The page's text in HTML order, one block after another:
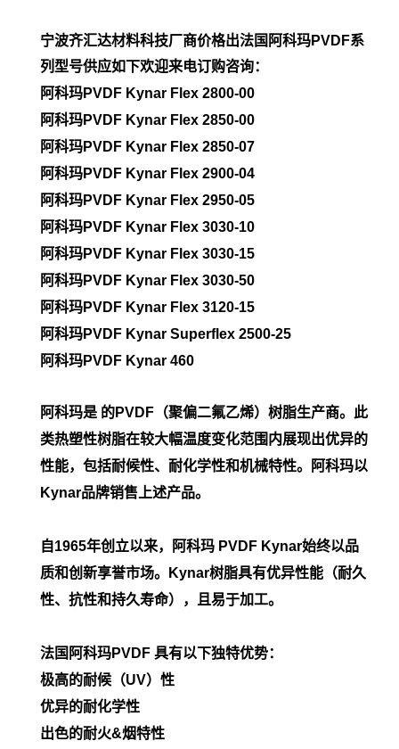
宁波齐汇达材料科技厂商价格出法国阿科玛PVDF系
列型号供应如下欢迎来电订购咨询：
阿科玛PVDF Kynar Flex 2800-00
阿科玛PVDF Kynar Flex 2850-00
阿科玛PVDF Kynar Flex 2850-07
阿科玛PVDF Kynar Flex 2900-04
阿科玛PVDF Kynar Flex 2950-05
阿科玛PVDF Kynar Flex 3030-10
阿科玛PVDF Kynar Flex 3030-15
阿科玛PVDF Kynar Flex 3030-50
阿科玛PVDF Kynar Flex 3120-15
阿科玛PVDF Kynar Superflex 2500-25
阿科玛PVDF Kynar 460
阿科玛是 的PVDF（聚偏二氟乙烯）树脂生产商。此
类热塑性树脂在较大幅温度变化范围内展现出优异的
性能，包括耐候性、耐化学性和机械特性。阿科玛以
Kynar品牌销售上述产品。
自1965年创立以来，阿科玛 PVDF Kynar始终以品
质和创新享誉市场。Kynar树脂具有优异性能（耐久
性、抗性和持久寿命），且易于加工。
法国阿科玛PVDF 具有以下独特优势：
极高的耐候（UV）性
优异的耐化学性
出色的耐火&烟特性